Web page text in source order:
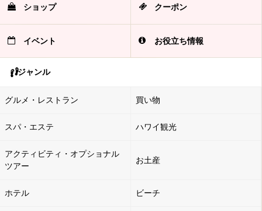
ショップ クーポン
イベント お役立ち情報
ジャンル
グルメ・レストラン 買い物
スパ・エステ ハワイ観光
アクティビティ・オプショナル
ツアー
お土産
ホテル ビーチ